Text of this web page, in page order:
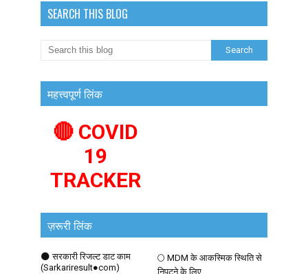
SEARCH THIS BLOG
महत्त्वपूर्ण लिंक
🔴 COVID
19
TRACKER
ज़रूरी लिंक
🌑 सरकारी रिजल्ट डाट काम
(Sarkariresult●com)
🌕 MDM के आकस्मिक स्थिति से
निपटने के लिए